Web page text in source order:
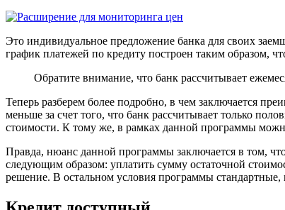
Это индивидуальное предложение банка для своих
график платежей по кредиту построен таким образом,
Обратите внимание, что банк рассчитывает
Теперь разберем более подробно, в чем заключается
меньше за счет того, что банк рассчитывает только
стоимости. К тому же, в рамках данной программы
Правда, нюанс данной программы заключается в том,
следующим образом: уплатить сумму остаточной
решение. В остальном условия программы